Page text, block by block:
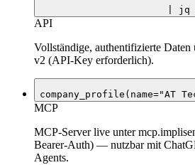
| jq
API
Vollständige, authentifizierte
v2 (API-Key erforderlich).
company_profile(name="AT
MCP
MCP-Server live unter
Bearer-Auth) — nutzbar mit
Agents.